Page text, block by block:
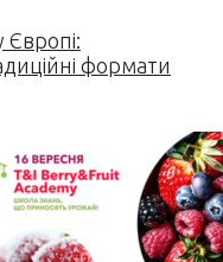
Європі:
формати